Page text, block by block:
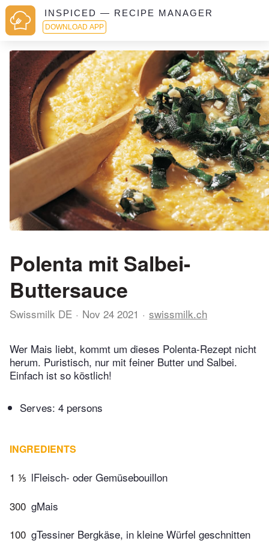
INSPICED — RECIPE MANAGER
DOWNLOAD APP
Polenta mit Salbei-
Buttersauce
Swissmilk DE Nov 24 2021 swissmilk.ch
Wer Mais liebt, kommt um dieses Polenta-Rezept nicht
herum. Puristisch, nur mit feiner Butter und Salbei.
Einfach ist so köstlich!
Serves: 4 persons
INGREDIENTS
1 ⅕ lFleisch- oder Gemüsebouillon
300 gMais
100 gTessiner Bergkäse, in kleine Würfel geschnitten